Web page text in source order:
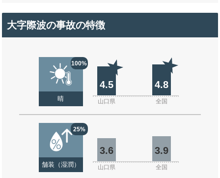
大字際波の事故の特徴
100%
晴
4.5 4.8
山口県 全国
25%
舗装（湿潤）
3.6 3.9
山口県 全国